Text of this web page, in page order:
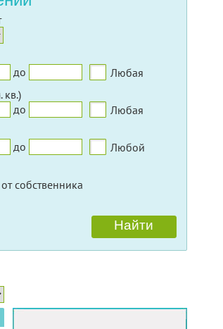
до
Любая
кв.)
до
Любая
до Любой
собственника